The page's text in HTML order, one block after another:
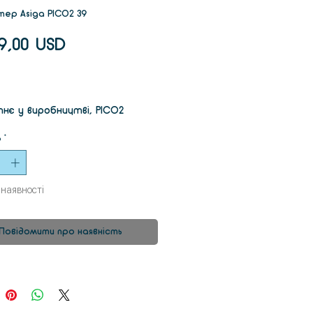
Asiga PICO2 39
USDЦіна
у виробництві, PICO2
використання в
упаковці.
процес SAS ™ від Asiga
найнижчі виробничі
точності.
*
Повідомити про наявність